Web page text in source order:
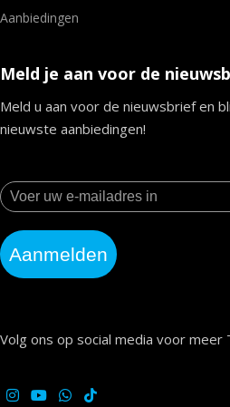
Aanbiedingen
Meld je aan voor de
Meld u aan voor de nieuwsbrief en
nieuwste aanbiedingen!
Aanmelden
Volg ons op social media voor meer